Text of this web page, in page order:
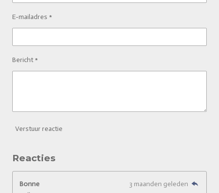
E-mailadres *
Bericht *
Verstuur reactie
Reacties
Bonne
3 maanden geleden